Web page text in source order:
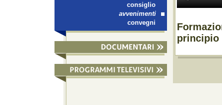
consiglio
avvenimenti
convegni
principio